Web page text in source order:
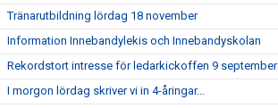
Tränarutbildning lördag 18 november
Information Innebandylekis och Innebandyskolan
Rekordstort intresse för ledarkickoffen 9 september
I morgon lördag skriver vi in 4-åringar...